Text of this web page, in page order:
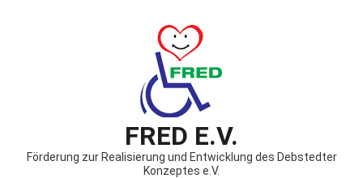
FRED E.V.
Förderung zur Realisierung und Entwicklung des Debstedter
Konzeptes e.V.